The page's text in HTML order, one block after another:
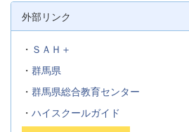
外部リンク
・ ＳＡＨ＋
・ 群馬県
・ 群馬県総合教育センター
・ ハイスクールガイド